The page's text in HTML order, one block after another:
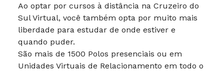
Ao optar por cursos à distância na Cruzeiro do
Sul Virtual, você também opta por muito mais
liberdade para estudar de onde estiver e
quando puder.
São mais de 1500 Polos presenciais ou em
Unidades Virtuais de Relacionamento em todo o